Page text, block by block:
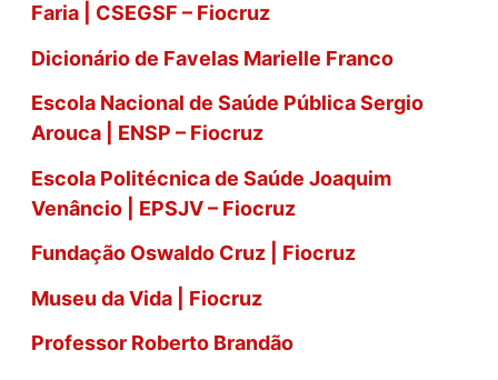
a
r
Faria | CSEGSF – Fiocruz
Dicionário de Favelas Marielle Franco
Escola Nacional de Saúde Pública Sergio
Arouca | ENSP – Fiocruz
Escola Politécnica de Saúde Joaquim
Venâncio | EPSJV – Fiocruz
Fundação Oswaldo Cruz | Fiocruz
Museu da Vida | Fiocruz
Professor Roberto Brandão